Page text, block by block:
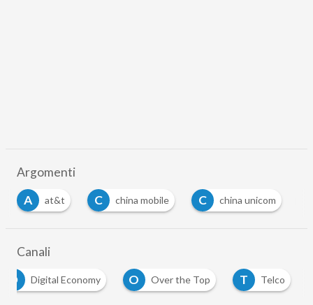
Argomenti
A
at&t C china mobile C china unicom
Canali
D
Digital Economy O Over the Top T Telco